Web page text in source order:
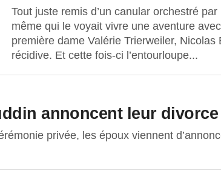
Tout juste remis d’un canular orchestré par
même qui le voyait vivre une aventure avec
première dame Valérie Trierweiler, Nicolas
récidive. Et cette fois-ci l’entourloupe...
annoncent leur divorce
privée, les époux viennent